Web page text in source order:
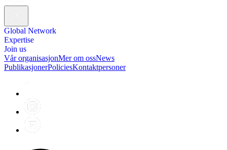
Global Network
Expertise
Join us
Vår organisasjonMer om ossNews
PublikasjonerPoliciesKontaktpersoner